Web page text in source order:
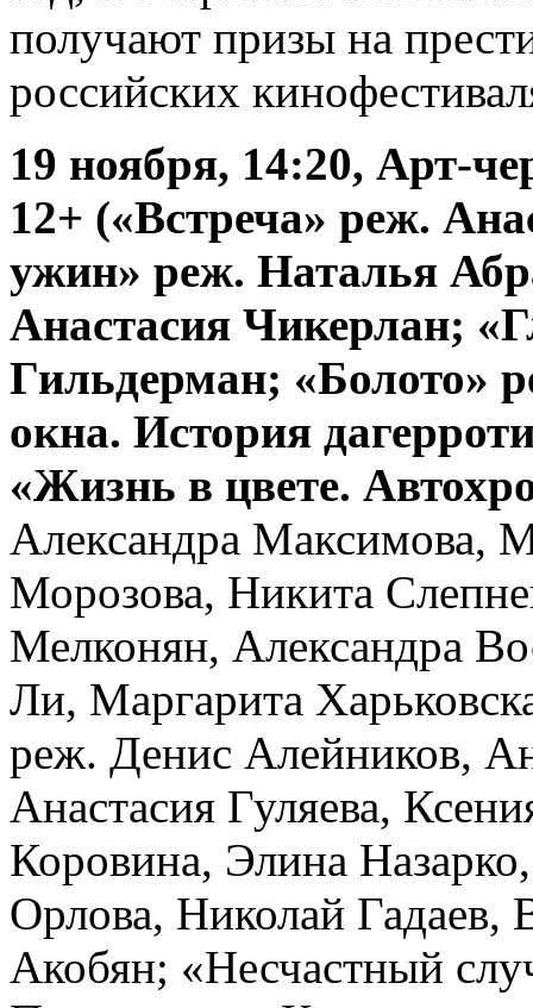
получают призы на
российских
19 ноября, 14:20, Арт-
12+ («Встреча» реж.
ужин» реж. Наталья
Анастасия Чикерлан;
Гильдерман; «Болото»
окна. История
«Жизнь в цвете.
Александра Максимова,
Морозова, Никита
Мелконян, Александра
Ли, Маргарита
реж. Денис Алейников,
Анастасия Гуляева,
Коровина, Элина
Орлова, Николай Гадаев,
Акобян; «Несчастный